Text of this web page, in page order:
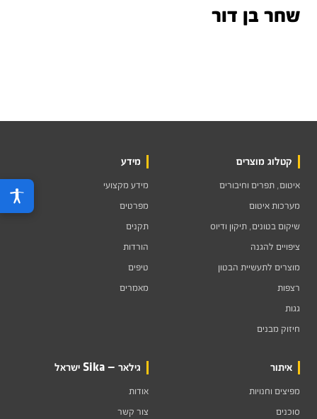
שחר בן דור
קטלוג מוצרים
איטום, תפרים וחיבורים
מערכות איטום
שיקום בטונים, תיקון ודיוס
ציפויים להגנה
מוצרים לתעשיית הבטון
רצפות
גגות
חיזוק מבנים
מידע
מידע מקצועי
מפרטים
תקנים
הורדות
טיפים
מאמרים
איתור
מפיצים וחנויות
סוכנים
גילאר — Sika ישראל
אודות
צור קשר